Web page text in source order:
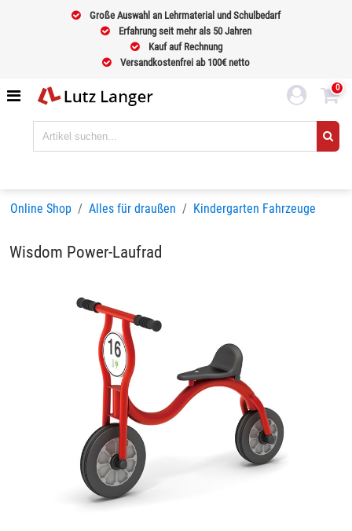
Große Auswahl an Lehrmaterial und Schulbedarf
Erfahrung seit mehr als 50 Jahren
Kauf auf Rechnung
Versandkostenfrei ab 100€ netto
0
Online Shop Alles für draußen Kindergarten Fahrzeuge
Wisdom Power-Laufrad